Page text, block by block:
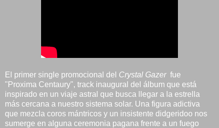
El primer single promocional del Crystal Gazer fue
"Proxima Centaury", track inaugural del álbum que está
inspirado en un viaje astral que busca llegar a la estrella
más cercana a nuestro sistema solar. Una figura adictiva
que mezcla coros mántricos y un insistente didgeridoo nos
sumerge en alguna ceremonia pagana frente a un fuego